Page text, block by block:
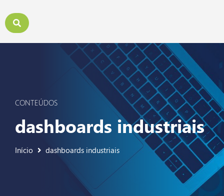
CONTEÚDOS
dashboards industriais
Início dashboards industriais